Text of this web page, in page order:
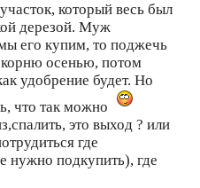
который весь был
дерезой. Муж
его купим, то поджечь
корню осенью, потом
удобрение будет. Но
что так можно
это выход ? или
где
нужно подкупить), где